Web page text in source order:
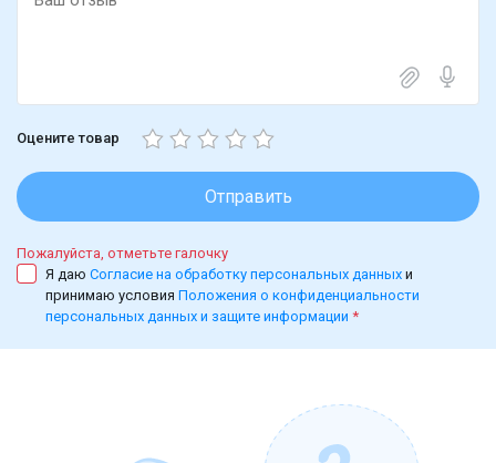
Оцените товар
Отправить
Пожалуйста, отметьте галочку
Я даю Согласие на обработку персональных данных и
принимаю условия Положения о конфиденциальности
персональных данных и защите информации *